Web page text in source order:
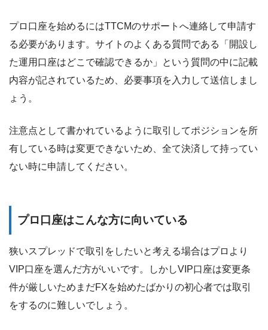
プロ口座を始めるにはTTCMのサポートへ連絡して申請す
る必要があります。サイトのよくある質問である「開設し
た運用口座はどこで確認できるか」という質問の中に記載
内容が記されているため、必要事項を入力して送信しまし
ょう。
注意点として書かれているように取引してポジションを所
有している時は変更できないため、全て決済して持ってい
ない時に申請してください。
プロ口座はこんな方に向いている
狭いスプレッドで取引をしたいと考える場合はプロより
VIP口座を選んだ方がいいです。しかしVIP口座は変更条
件が厳しいためまだFXを始めたばかりの初心者では取引
をするのに難しいでしょう。